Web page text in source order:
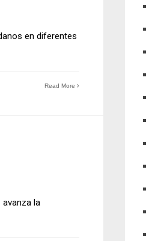
en diferentes
Read More
la